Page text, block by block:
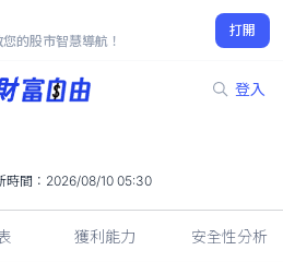
的股市智慧導航！
打開
登入
-0.38%
時間： 2026/08/10 05:30
獲利能力 安全性分析